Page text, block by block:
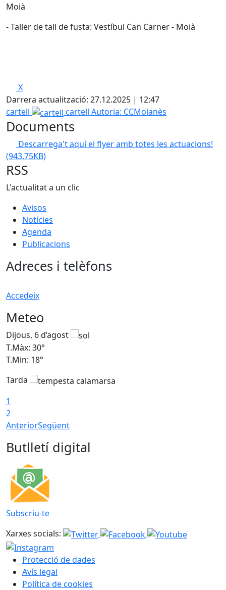
Moià
- Taller de tall de fusta: Vestíbul Can Carner - Moià
X
Darrera actualització: 27.12.2025 | 12:47
cartell
cartell Autoria: CCMoianès
Documents
Descarrega't aquí el flyer amb totes les actuacions!
(943.75KB)
RSS
L'actualitat a un clic
Avisos
Notícies
Agenda
Publicacions
Adreces i telèfons
Accedeix
Meteo
Dijous, 6 d’agost
T.Màx: 30°
T.Min: 18°
Tarda
1
2
AnteriorSegüent
Butlletí digital
Subscriu-te
Xarxes socials:
Protecció de dades
Avís legal
Política de cookies